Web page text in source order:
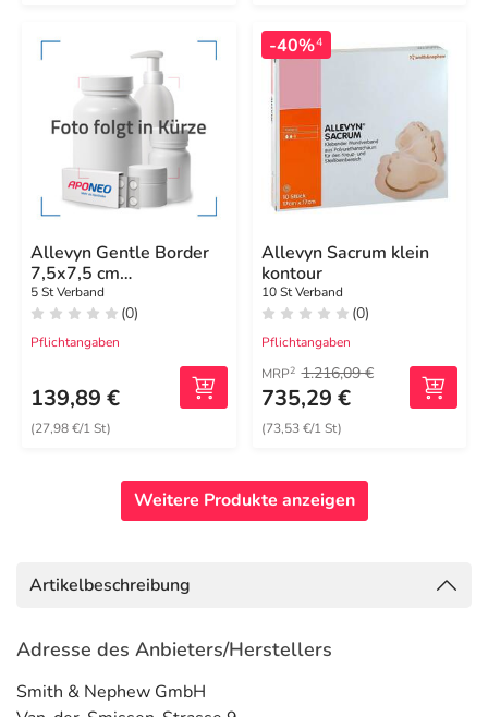
Allevyn Gentle Border
7,5x7,5 cm
Schaumverband
5 St Verband
(0)
Pflichtangaben
139,89 €
(27,98 €/1 St)
-40%4
Allevyn Sacrum klein
kontour
10 St Verband
(0)
Pflichtangaben
MRP2 1.216,09 €
735,29 €
(73,53 €/1 St)
Weitere Produkte anzeigen
Artikelbeschreibung
Adresse des Anbieters/Herstellers
Smith & Nephew GmbH